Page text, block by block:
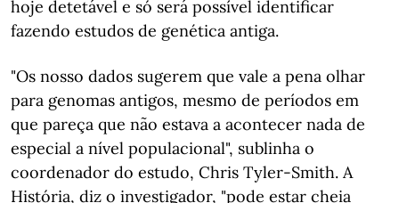
hoje detetável e só será possível identificar
fazendo estudos de genética antiga.
"Os nosso dados sugerem que vale a pena olhar
para genomas antigos, mesmo de períodos em
que pareça que não estava a acontecer nada de
especial a nível populacional", sublinha o
coordenador do estudo, Chris Tyler-Smith. A
História, diz o investigador, "pode estar cheia